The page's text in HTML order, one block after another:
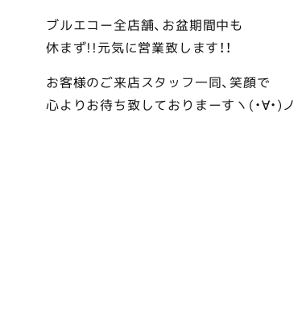
ブルエコー全店舗、お盆期間中も
休まず!!元気に営業致します！！
お客様のご来店スタッフ一同、笑顔で
心よりお待ち致しておりまーすヽ(・∀・)ノ